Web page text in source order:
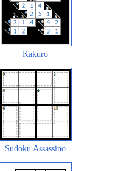
Kakuro
Sudoku Assassino